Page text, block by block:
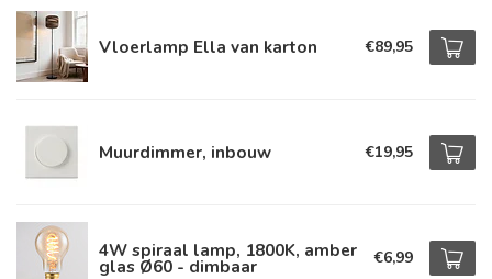
Vloerlamp Ella van karton €89,95
Muurdimmer, inbouw €19,95
4W spiraal lamp, 1800K, amber
glas Ø60 - dimbaar €6,99